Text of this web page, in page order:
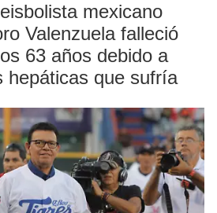
mexicano
Valenzuela falleció
63 años debido a
hepáticas que sufría